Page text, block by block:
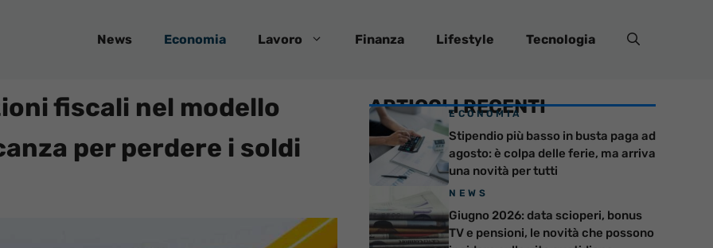
News Economia Lavoro Finanza Lifestyle Tecnologia
fiscali nel modello
per perdere i soldi
ARTICOLI RECENTI
ECONOMIA
Stipendio più basso in busta paga ad
agosto: è colpa delle ferie, ma arriva
una novità per tutti
NEWS
Giugno 2026: data scioperi, bonus
TV e pensioni, le novità che possono